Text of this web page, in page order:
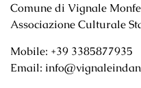
Comune di Vignale
Associazione Culturale
Mobile: +39 3385877935
Email: